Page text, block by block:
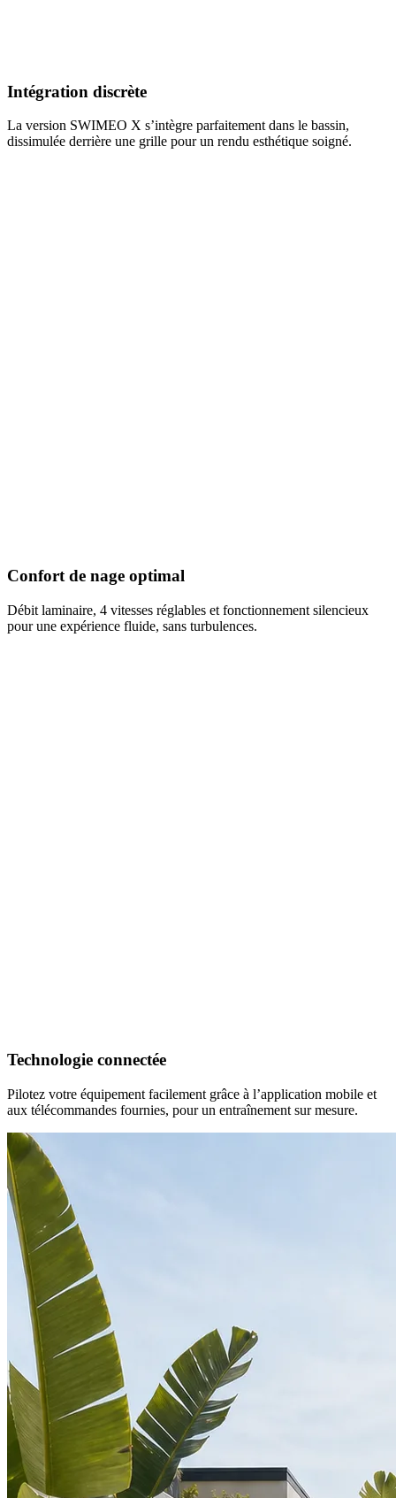
Intégration discrète
La version SWIMEO X s’intègre parfaitement dans le bassin,
dissimulée derrière une grille pour un rendu esthétique soigné.
Confort de nage optimal
Débit laminaire, 4 vitesses réglables et fonctionnement silencieux
pour une expérience fluide, sans turbulences.
Technologie connectée
Pilotez votre équipement facilement grâce à l’application mobile et
aux télécommandes fournies, pour un entraînement sur mesure.